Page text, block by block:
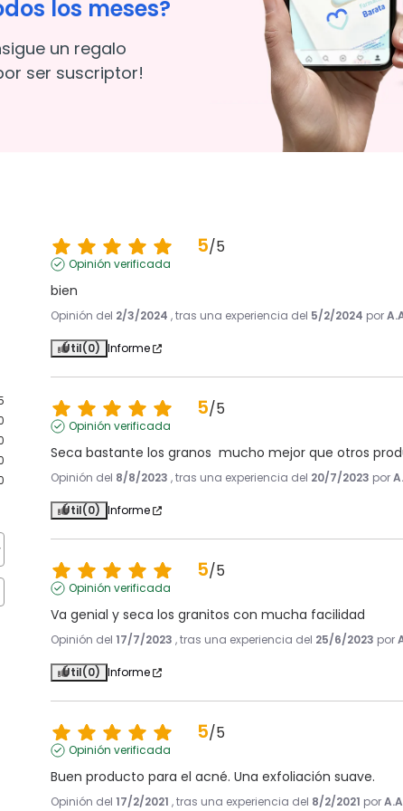
los meses?
un regalo
ser suscriptor!
5/5
Opinión verificada
bien
Opinión del 2/3/2024 , tras una experiencia del 5/2/2024 por
Útil(0) Informe
5/5
Opinión verificada
Seca bastante los granos  mucho mejor que otros
Opinión del 8/8/2023 , tras una experiencia del 20/7/2023 por
Útil(0) Informe
5/5
Opinión verificada
Va genial y seca los granitos con mucha facilidad
Opinión del 17/7/2023 , tras una experiencia del 25/6/2023 por
Útil(0) Informe
5/5
Opinión verificada
Buen producto para el acné. Una exfoliación suave.
Opinión del 17/2/2021 , tras una experiencia del 8/2/2021 por